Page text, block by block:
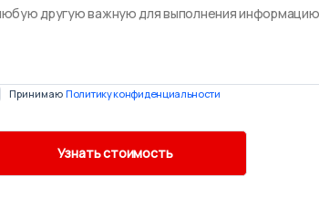
Принимаю Политику конфиденциальности